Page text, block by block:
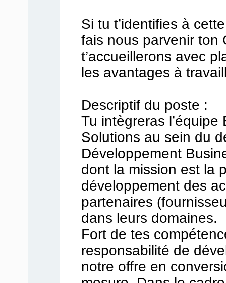
Si tu t’identifies à
fais nous parvenir ton
t’accueillerons avec
les avantages à
Descriptif du poste :
Tu intègreras l’équipe
Solutions au sein du
Développement
dont la mission est la
développement des
partenaires
dans leurs domaines.
Fort de tes
responsabilité de
notre offre en